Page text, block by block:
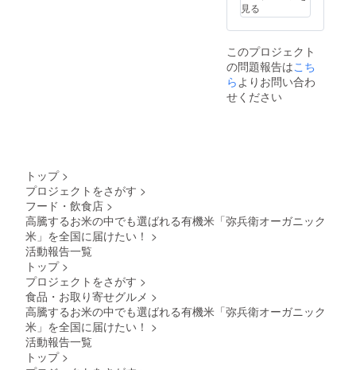
見る
このプロジェクト
の問題報告はこち
ら よりお問い合わ
せください
トップ >
プロジェクトをさがす >
フード・飲食店 >
高騰するお米の中でも選ばれる有機米「弥兵衛オーガニック
米」を全国に届けたい！ >
活動報告一覧
トップ >
プロジェクトをさがす >
食品・お取り寄せグルメ >
高騰するお米の中でも選ばれる有機米「弥兵衛オーガニック
米」を全国に届けたい！ >
活動報告一覧
トップ >